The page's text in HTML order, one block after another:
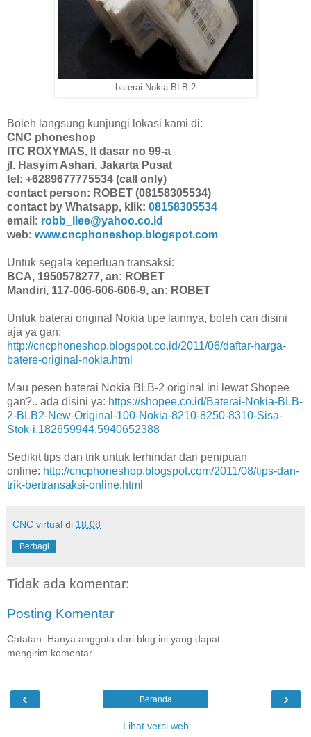
baterai Nokia BLB-2
Boleh langsung kunjungi lokasi kami di:
CNC phoneshop
ITC ROXYMAS, lt dasar no 99-a
jl. Hasyim Ashari, Jakarta Pusat
tel: +6289677775534 (call only)
contact person: ROBET (08158305534)
contact by Whatsapp, klik: 08158305534
email: robb_llee@yahoo.co.id
web: www.cncphoneshop.blogspot.com
Untuk segala keperluan transaksi:
BCA, 1950578277, an: ROBET
Mandiri, 117-006-606-606-9, an: ROBET
Untuk baterai original Nokia tipe lainnya, boleh cari disini
aja ya gan:
http://cncphoneshop.blogspot.co.id/2011/06/daftar-harga-
batere-original-nokia.html
Mau pesen baterai Nokia BLB-2 original ini lewat Shopee
gan?.. ada disini ya: https://shopee.co.id/Baterai-Nokia-BLB-
2-BLB2-New-Original-100-Nokia-8210-8250-8310-Sisa-
Stok-i.182659944.5940652388
Sedikit tips dan trik untuk terhindar dari penipuan
online: http://cncphoneshop.blogspot.com/2011/08/tips-dan-
trik-bertransaksi-online.html
CNC virtual di 18.08
Berbagi
Tidak ada komentar:
Posting Komentar
Catatan: Hanya anggota dari blog ini yang dapat
mengirim komentar.
‹ ›
Beranda
Lihat versi web